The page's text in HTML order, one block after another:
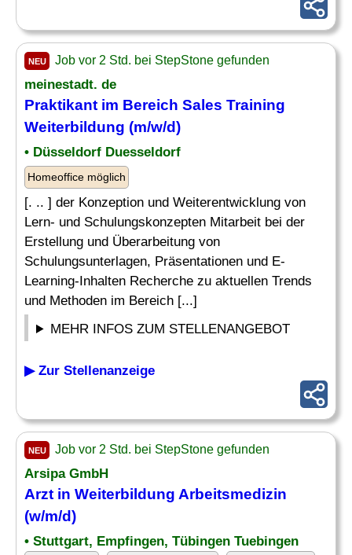
NEU Job vor 2 Std. bei StepStone gefunden
meinestadt. de
Praktikant im Bereich Sales Training
Weiterbildung (m/w/d)
• Düsseldorf Duesseldorf
Homeoffice möglich
[. .. ] der Konzeption und Weiterentwicklung von
Lern- und Schulungskonzepten Mitarbeit bei der
Erstellung und Überarbeitung von
Schulungsunterlagen, Präsentationen und E-
Learning-Inhalten Recherche zu aktuellen Trends
und Methoden im Bereich [...]
MEHR INFOS ZUM STELLENANGEBOT
▶ Zur Stellenanzeige
NEU Job vor 2 Std. bei StepStone gefunden
Arsipa GmbH
Arzt in Weiterbildung Arbeitsmedizin
(w/m/d)
• Stuttgart, Empfingen, Tübingen Tuebingen